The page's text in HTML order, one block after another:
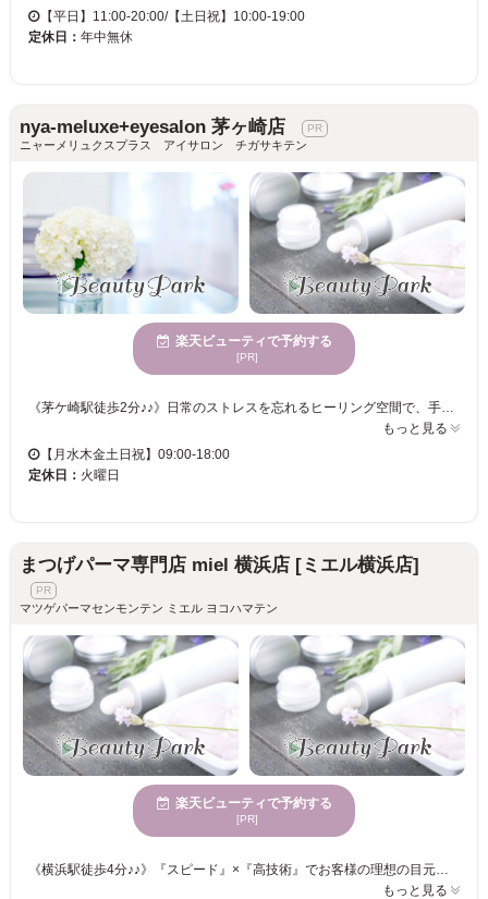
【平日】11:00-20:00/【土日祝】10:00-19:00
定休日： 年中無休
nya-meluxe+eyesalon 茅ヶ崎店
ニャーメリュクスプラス アイサロン チガサキテン
楽天ビューティで予約する
[PR]
もっと見る
【月水木金土日祝】09:00-18:00
定休日： 火曜日
まつげパーマ専門店 miel 横浜店 [ミエル横浜店]
マツゲパーマセンモンテン ミエル ヨコハマテン
楽天ビューティで予約する
[PR]
《横浜駅徒歩4分♪♪》『スピード』×『高技術』でお客様の理想の目元を叶える為、お手頃価格でマツエク・まつげパーマをご提供◎居心地の良い半個室&夢見心地リクライニングチェアでゆっくりお過ごし下さい♪ miel横浜店はお客様に満足頂けるような、高い技術・接客・提案力で「なりたい目元を叶える」を大切にしています。 . そのおかげで、まつげパーマが上手なサロンと特集されたことも♪ ぜひエリアTOPクラスのお手頃価格でまつげパーマやパリジェンヌラッシュリフトをお楽しみください！ . miel（ミエル）とは、フランス語でハチミツ*。 . 【電話予約について】サロンからのお願い 当店はご来店中のお客様との時間を大切にするため、お電話でのご予約ですとお待たせしてしまう場合があります。 また、楽天ビューティー経由のお電話は、予約専用のためお客様のお電話番号がわからず、折り返しが出来かねます。 大変恐縮ですが、楽天ビューティー等のネット予約からご予約をお願いいたします。
もっと見る